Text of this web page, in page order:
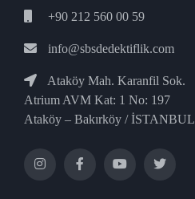
+90 212 560 00 59
info@sbsdedektiflik.com
Ataköy Mah. Karanfil Sok.
Atrium AVM Kat: 1 No: 197
Ataköy – Bakırköy / İSTANBUL